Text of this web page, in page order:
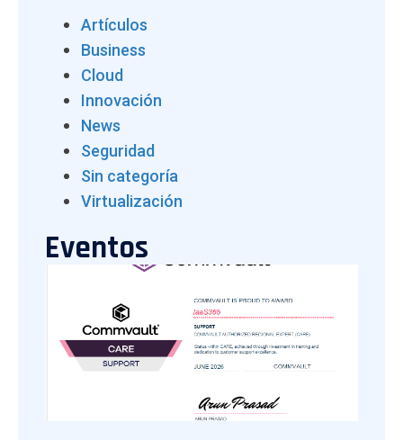
Artículos
Business
Cloud
Innovación
News
Seguridad
Sin categoría
Virtualización
Eventos